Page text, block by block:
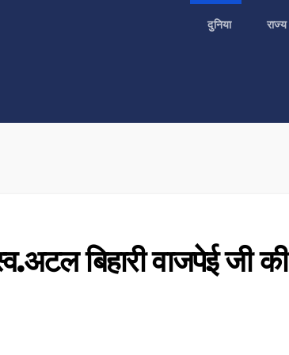
दुनिया राज्य
बिहारी वाजपेई जी की